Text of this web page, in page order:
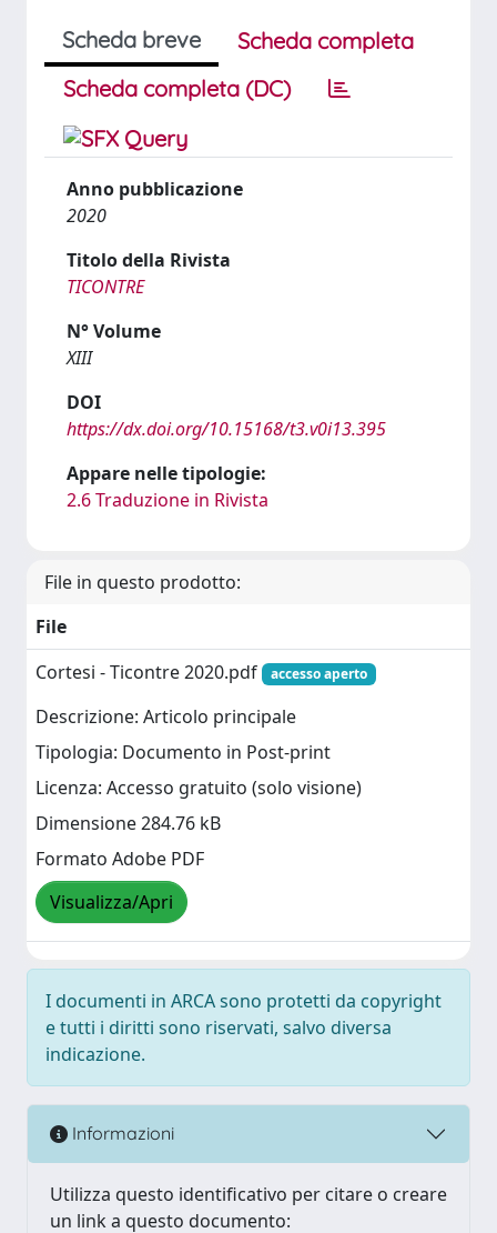
Scheda breve
Scheda completa
Scheda completa (DC)
Anno pubblicazione
2020
Titolo della Rivista
TICONTRE
N° Volume
XIII
DOI
https://dx.doi.org/10.15168/t3.v0i13.395
Appare nelle tipologie:
2.6 Traduzione in Rivista
File in questo prodotto:
File
Cortesi - Ticontre 2020.pdf
accesso aperto
Descrizione: Articolo principale
Tipologia: Documento in Post-print
Licenza: Accesso gratuito (solo visione)
Dimensione 284.76 kB
Formato Adobe PDF
Visualizza/Apri
I documenti in ARCA sono protetti da copyright
e tutti i diritti sono riservati, salvo diversa
indicazione.
Informazioni
Utilizza questo identificativo per citare o creare
un link a questo documento: